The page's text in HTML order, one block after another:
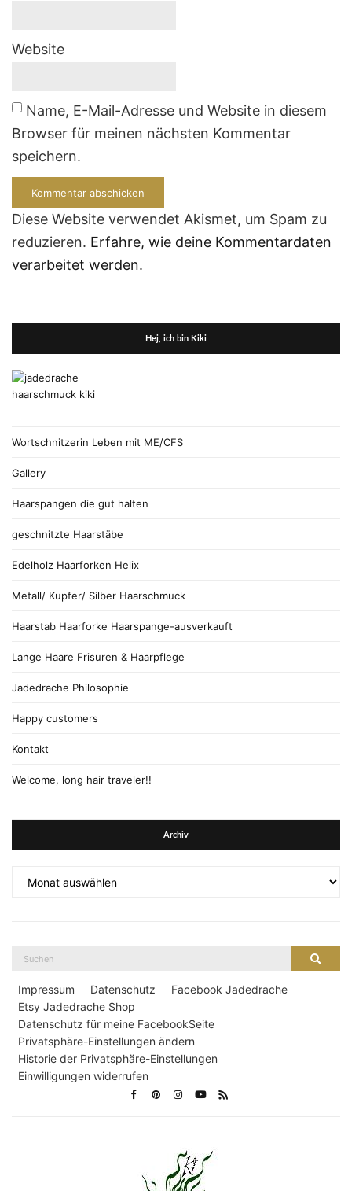
Website
Name, E-Mail-Adresse und Website in diesem
Browser für meinen nächsten Kommentar
speichern.
Diese Website verwendet Akismet, um Spam zu
reduzieren. Erfahre, wie deine Kommentardaten
verarbeitet werden.
Hej, ich bin Kiki
Wortschnitzerin Leben mit ME/CFS
Gallery
Haarspangen die gut halten
geschnitzte Haarstäbe
Edelholz Haarforken Helix
Metall/ Kupfer/ Silber Haarschmuck
Haarstab Haarforke Haarspange-ausverkauft
Lange Haare Frisuren & Haarpflege
Jadedrache Philosophie
Happy customers
Kontakt
Welcome, long hair traveler!!
Archiv
Impressum Datenschutz
Facebook Jadedrache
Etsy Jadedrache Shop
Datenschutz für meine FacebookSeite
Privatsphäre-Einstellungen ändern
Historie der Privatsphäre-Einstellungen
Einwilligungen widerrufen